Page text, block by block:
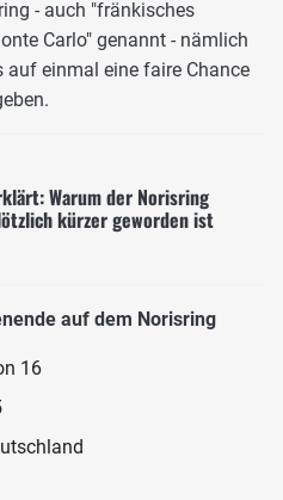
- auch "fränkisches
Carlo" genannt - nämlich
auf einmal eine faire Chance
Warum der Norisring
kürzer geworden ist
auf dem Norisring
16